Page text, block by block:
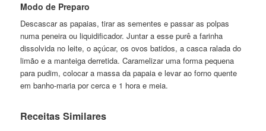
Modo de Preparo
Descascar as papaias, tirar as sementes e passar as polpas
numa peneira ou liquidificador. Juntar a esse purê a farinha
dissolvida no leite, o açúcar, os ovos batidos, a casca ralada do
limão e a manteiga derretida. Caramelizar uma forma pequena
para pudim, colocar a massa da papaia e levar ao forno quente
em banho-maria por cerca e 1 hora e meia.
Receitas Similares